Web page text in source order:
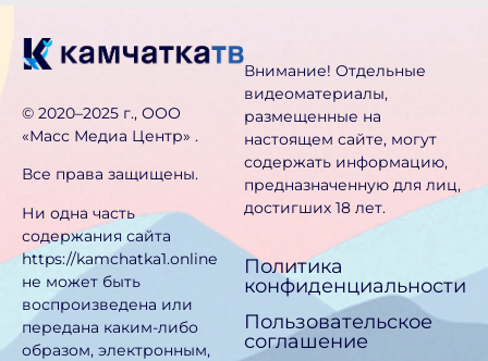
©️ 2020–2025 г., ООО
«Масс Медиа Центр» .
Все права защищены.
Ни одна часть
содержания сайта
https://kamchatka1.online
не может быть
воспроизведена или
передана каким-либо
образом, электронным,
Внимание! Отдельные
видеоматериалы,
размещенные на
настоящем сайте, могут
содержать информацию,
предназначен­ную для лиц,
достигших 18 лет.
Политика
конфиденциальности
Пользовательское
соглашение